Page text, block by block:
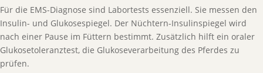
Für die EMS-Diagnose sind Labortests essenziell. Sie messen den
Insulin- und Glukosespiegel. Der Nüchtern-Insulinspiegel wird
nach einer Pause im Füttern bestimmt. Zusätzlich hilft ein oraler
Glukosetoleranztest, die Glukoseverarbeitung des Pferdes zu
prüfen.